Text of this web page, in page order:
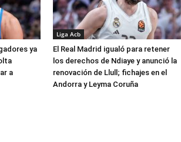
ya
a
Liga Acb
El Real Madrid igualó para retener
los derechos de Ndiaye y anunció la
renovación de Llull; fichajes en el
Andorra y Leyma Coruña